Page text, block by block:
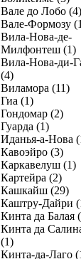
Вале до Лобо (4)
Вале-Формозу
Вила-Нова-де-
Милфонтеш (1)
Вила-Нова-ди-
(4)
Виламора (11)
Гиа (1)
Гондомар (2)
Гуарда (1)
Иданья-а-Нова
Кавоэйро (3)
Каркавелуш (1)
Картейра (2)
Кашкайш (29)
Каштру-Дайри
Кинта да Балая
Кинта да
(1)
Кинта-да-Лаго